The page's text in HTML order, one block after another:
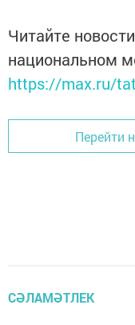
Читайте
национальном
https://max.ru/
Перейти
СӘЛАМӘТЛЕК